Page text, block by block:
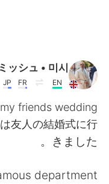
ッシュ • 미시
EN
FR
JP
friends wedding.
友人の結婚式に行
きました。
department